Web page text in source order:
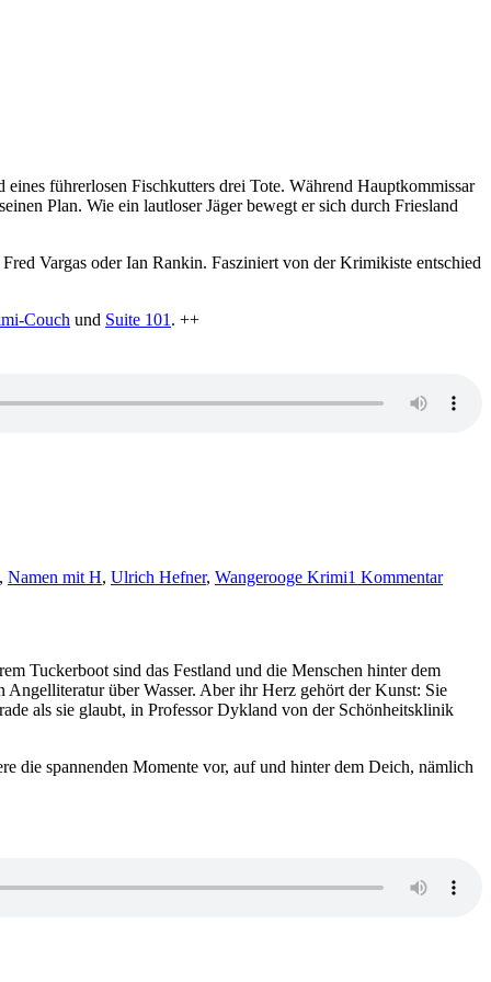
führerlosen Fischkutters drei Tote. Während Hauptkommissar
Plan. Wie ein lautloser Jäger bewegt er sich durch Friesland
Vargas oder Ian Rankin. Fasziniert von der Krimikiste entschied
Couch und Suite 101 . ++
, Namen mit H, Ulrich Hefner, Wangerooge Krimi1 Kommentar197:
kommt
in
Tuckerboot sind das Festland und die Menschen hinter dem
über Wasser. Aber ihr Herz gehört der Kunst: Sie
als sie glaubt, in Professor Dykland von der Schönheitsklinik
die spannenden Momente vor, auf und hinter dem Deich, nämlich